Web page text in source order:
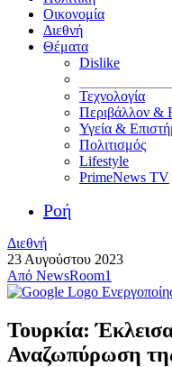
Οικονομία
Διεθνή
Θέματα
Dislike
Τεχνολογία
Περιβάλλον &
Υγεία &
Πολιτισμός
Lifestyle
PrimeNews TV
Ροή
Διεθνή
23 Αυγούστου 2023
Από NewsRoom1
Τουρκία:
Αναζωπύρωση